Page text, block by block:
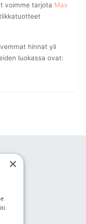
voimme tarjota Max
hinnat yli
luokassa ovat:
×